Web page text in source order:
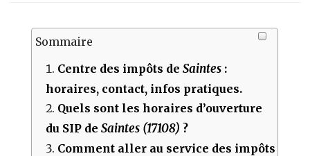
Sommaire
Centre des impôts deSaintes :
horaires, contact, infos pratiques.
Quels sont les horaires d’ouverture
du SIP deSaintes (17108) ?
Comment aller au service des impôts